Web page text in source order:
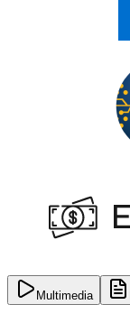
Multimedia